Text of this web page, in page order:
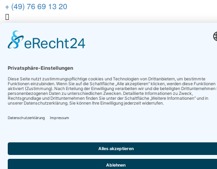
+ (49) 76 69 13 20
info@schreinerei-ganter.de
sind Mitglied
|Datenschutz
Einstellungen
| Konzeption by: